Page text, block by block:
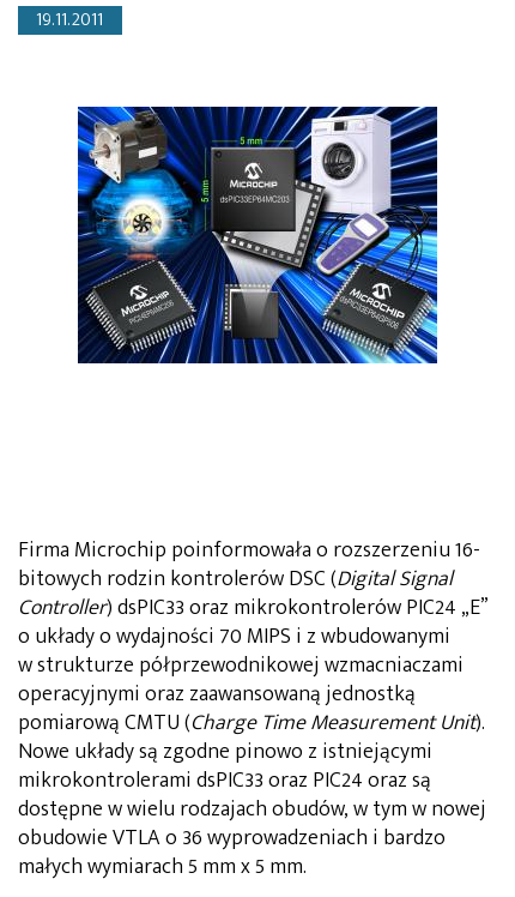
19.11.2011
Firma Microchip poinformowała o rozszerzeniu 16-
bitowych rodzin kontrolerów DSC (Digital Signal
Controller) dsPIC33 oraz mikrokontrolerów PIC24 „E”
o układy o wydajności 70 MIPS i z wbudowanymi
w strukturze półprzewodnikowej wzmacniaczami
operacyjnymi oraz zaawansowaną jednostką
pomiarową CMTU (Charge Time Measurement Unit).
Nowe układy są zgodne pinowo z istniejącymi
mikrokontrolerami dsPIC33 oraz PIC24 oraz są
dostępne w wielu rodzajach obudów, w tym w nowej
obudowie VTLA o 36 wyprowadzeniach i bardzo
małych wymiarach 5 mm x 5 mm.